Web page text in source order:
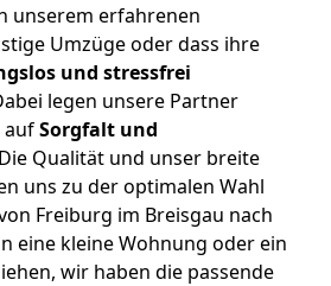
unserem erfahrenen
Umzüge oder dass ihre
und stressfrei
legen unsere Partner
aufSorgfalt und
Die Qualität und unser breite
uns zu der optimalen Wahl
Freiburg im Breisgau nach
eine kleine Wohnung oder ein
wir haben die passende